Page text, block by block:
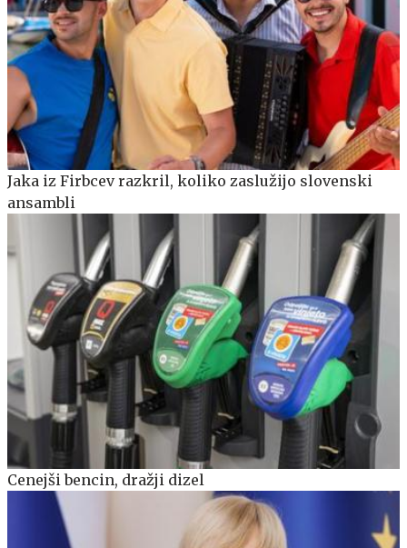
Jaka iz Firbcev razkril, koliko zaslužijo slovenski
ansambli
Cenejši bencin, dražji dizel